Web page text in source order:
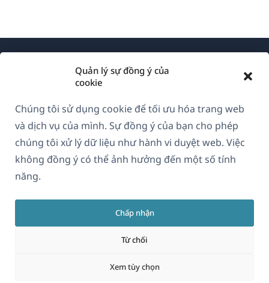
Quản lý sự đồng ý của
cookie
Chúng tôi sử dụng cookie để tối ưu hóa trang web
và dịch vụ của mình. Sự đồng ý của bạn cho phép
chúng tôi xử lý dữ liệu như hành vi duyệt web. Việc
không đồng ý có thể ảnh hưởng đến một số tính
năng.
Chấp nhận
Từ chối
Xem tùy chọn
Vietnamese
GDPR & Chính sách Bảo mật
Tham gia đội ngũ của chúng tôi(mở
mới)
trong
cửa
sổ
mới)
trong
cửa
sổ
mới)
trong
sổ